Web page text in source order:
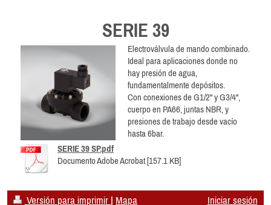
SERIE 39
Electroválvula de mando combinado.
Ideal para aplicaciones donde no
hay presión de agua,
fundamentalmente depósitos.
Con conexiones de G1/2" y G3/4",
cuerpo en PA66, juntas NBR, y
presiones de trabajo desde vacío
hasta 6bar.
SERIE 39 SP.pdf
Documento Adobe Acrobat [157.1 KB]
Versión para imprimir | Mapa
Iniciar sesión